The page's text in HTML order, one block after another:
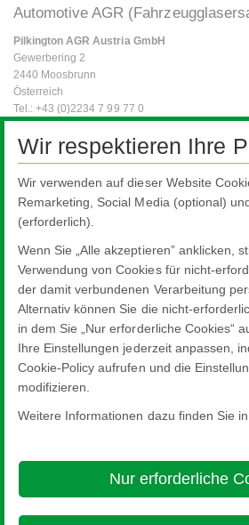
Automotive AGR
Pilkington AGR Austria GmbH
Gewerbering 2
2440 Moosbrunn
Österreich
Tel.: +43 (0)2234 7 99 77 0
Die NSG Group in Österreich
Unsere Standorte
Zertifizierungen
Ansprechpartner
Adressen weltweit/Kontakte
Kundenservice und Kontaktdaten
Head Office - 3-5-27 Mita Minato-ku Tokyo
Wir respektieren Ihre
Wir verwenden auf dieser Website
Remarketing, Social Media (optional)
(erforderlich).
Wenn Sie „Alle akzeptieren” anklicken,
Verwendung von Cookies für nicht-
der damit verbundenen Verarbeitung
Alternativ können Sie die nicht-
in dem Sie „Nur erforderliche Cookies“
Ihre Einstellungen jederzeit anpassen,
Cookie-Policy aufrufen und die
modifizieren.
Weitere Informationen dazu finden Sie
Nur erforderliche